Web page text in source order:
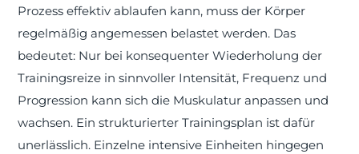
Prozess effektiv ablaufen kann, muss der Körper
regelmäßig angemessen belastet werden. Das
bedeutet: Nur bei konsequenter Wiederholung der
Trainingsreize in sinnvoller Intensität, Frequenz und
Progression kann sich die Muskulatur anpassen und
wachsen. Ein strukturierter Trainingsplan ist dafür
unerlässlich. Einzelne intensive Einheiten hingegen